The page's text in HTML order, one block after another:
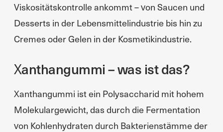
Viskositätskontrolle ankommt – von Saucen und
Desserts in der Lebensmittelindustrie bis hin zu
Cremes oder Gelen in der Kosmetikindustrie.
Xanthangummi – was ist das?
Xanthangummi ist ein Polysaccharid mit hohem
Molekulargewicht, das durch die Fermentation
von Kohlenhydraten durch Bakterienstämme der